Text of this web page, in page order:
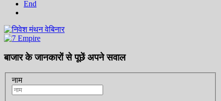
End
बाजार के जानकारों से पूछें अपने सवाल
नाम